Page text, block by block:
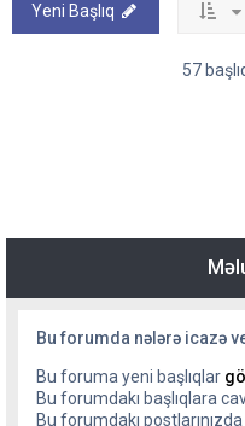
Yeni Başlıq
57
Bu forumda nələrə icazə
Bu foruma yeni başlıqlar
Bu forumdakı başlıqlara
Bu forumdakı postlarınızda